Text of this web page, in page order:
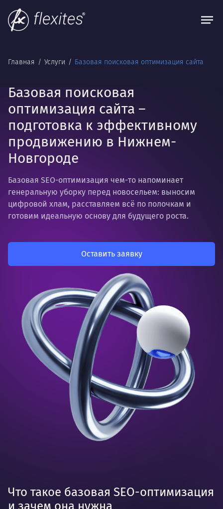
Главная Услуги Базовая поисковая оптимизация сайта
Базовая поисковая
оптимизация сайта –
подготовка к эффективному
продвижению в Нижнем-
Новгороде
Базовая SEO-оптимизация чем-то напоминает
генеральную уборку перед новосельем: выносим
цифровой хлам, расставляем всё по полочкам и
готовим идеальную основу для будущего роста.
Оставить заявку
Что такое базовая SEO-оптимизация
и зачем она нужна